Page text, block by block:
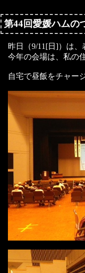
第44回愛媛ハムの
昨日（9/11[日]）は、
今年の会場は、私の
自宅で昼飯をチャー